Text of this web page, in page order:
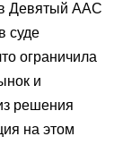
Девятый ААС
суде
ограничила
и
решения
на этом